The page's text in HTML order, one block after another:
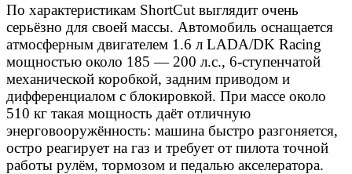
По характеристикам ShortCut выглядит очень
серьёзно для своей массы. Автомобиль оснащается
атмосферным двигателем 1.6 л LADA/DK Racing
мощностью около 185 — 200 л.с., 6-ступенчатой
механической коробкой, задним приводом и
дифференциалом с блокировкой. При массе около
510 кг такая мощность даёт отличную
энерговооружённость: машина быстро разгоняется,
остро реагирует на газ и требует от пилота точной
работы рулём, тормозом и педалью акселератора.